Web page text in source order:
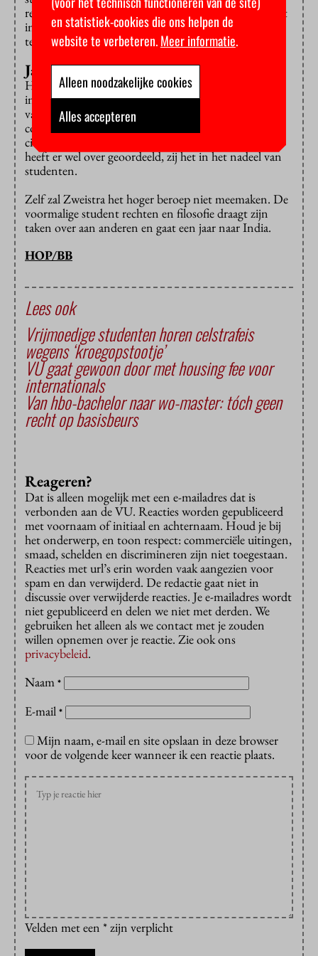
rechter of naar het CBHO gaan. Die opvatting wordt
in het vonnis niet besproken en dat vinden we
teleurstellend.”
Jaar naar India
Het CBHO heeft al een aantal keer geoordeeld dat
instellingen het tarief naar eigen inzicht mogen
vaststellen. Het CBHO wil de hoogte van het
collegegeld dus niet toetsen, meent SCAU. Maar de
civiele rechter trekt een andere conclusie: het CBHO
heeft er wel over geoordeeld, zij het in het nadeel van
studenten.
Zelf zal Zweistra het hoger beroep niet meemaken. De
voormalige student rechten en filosofie draagt zijn
taken over aan anderen en gaat een jaar naar India.
HOP/BB
Lees ook
Vrijmoedige studenten horen celstrafeis
wegens ‘kroegopstootje’
VU gaat gewoon door met housing fee voor
internationals
Van hbo-bachelor naar wo-master: tóch geen
recht op basisbeurs
Reageren?
Dat is alleen mogelijk met een e-mailadres dat is
verbonden aan de VU. Reacties worden gepubliceerd
met voornaam of initiaal en achternaam. Houd je bij
het onderwerp, en toon respect: commerciële uitingen,
smaad, schelden en discrimineren zijn niet toegestaan.
Reacties met url’s erin worden vaak aangezien voor
spam en dan verwijderd. De redactie gaat niet in
discussie over verwijderde reacties. Je e-mailadres wordt
niet gepubliceerd en delen we niet met derden. We
gebruiken het alleen als we contact met je zouden
willen opnemen over je reactie. Zie ook ons
privacybeleid.
Naam *
E-mail *
Mijn naam, e-mail en site opslaan in deze browser
voor de volgende keer wanneer ik een reactie plaats.
Velden met een * zijn verplicht
en statistiek-cookies die ons helpen de
website te verbeteren.Meer informatie.
Alleen noodzakelijke cookies
Alles accepteren